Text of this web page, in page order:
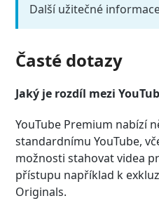
Další užitečné
Časté dotazy
Jaký je rozdíl mezi
YouTube Premium nabízí
standardnímu YouTube,
možnosti stahovat videa
přístupu například k
Originals.